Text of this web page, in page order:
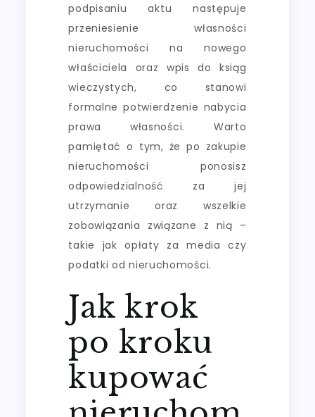
podpisaniu aktu następuje
przeniesienie własności
nieruchomości na nowego
właściciela oraz wpis do ksiąg
wieczystych, co stanowi
formalne potwierdzenie nabycia
prawa własności. Warto
pamiętać o tym, że po zakupie
nieruchomości ponosisz
odpowiedzialność za jej
utrzymanie oraz wszelkie
zobowiązania związane z nią –
takie jak opłaty za media czy
podatki od nieruchomości.
Jak krok
po kroku
kupować